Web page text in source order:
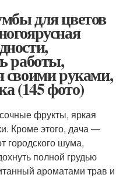
для цветов
работы,
своими руками,
(145 фото)
фрукты, яркая
Кроме этого, дача —
городского шума,
полной грудью
ароматами трав и